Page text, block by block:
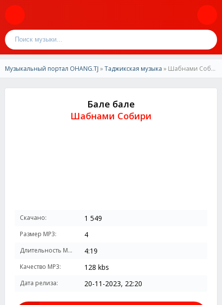
Музыкальный портал OHANG.TJ »Таджикская музыка » Шабнами Собири - Бале бале
Бале бале
Шабнами Собири
Скачано: 1 549
Размер MP3: 4
Длительность MP3: 4:19
Качество MP3: 128 kbs
Дата релиза: 20-11-2023, 22:20